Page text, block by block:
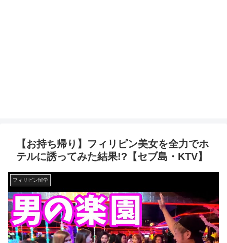
【お持ち帰り】フィリピン美女を全力でホ
テルに誘ってみた結果!?【セブ島・KTV】
フィリピン留学